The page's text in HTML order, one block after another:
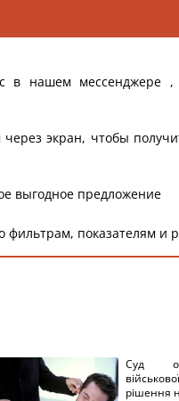
в нашем мессенджере
экран, чтобы
выгодное предложение
показателям и
Суд
рішення